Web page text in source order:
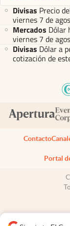
Divisas Precio
viernes 7 de
Mercados Dólar
viernes 7 de
Divisas Dólar a
cotización de
Contacto
Portal